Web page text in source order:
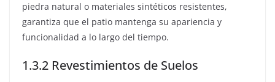
piedra natural o materiales sintéticos resistentes,
garantiza que el patio mantenga su apariencia y
funcionalidad a lo largo del tiempo.
1.3.2 Revestimientos de Suelos